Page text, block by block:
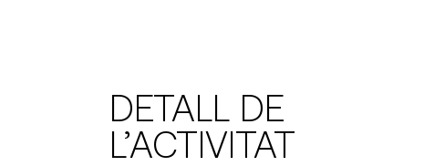
DETALL DE
L’ACTIVITAT